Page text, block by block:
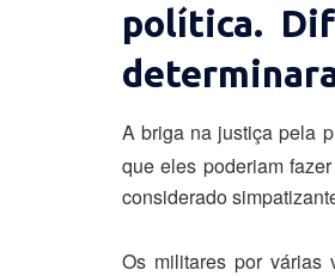
política.
A briga na justiça pela
que eles poderiam
considerado
Os militares por várias